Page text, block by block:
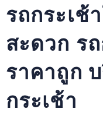
รถกระเช้
สะดวก ร
ราคาถูก
กระเช้า